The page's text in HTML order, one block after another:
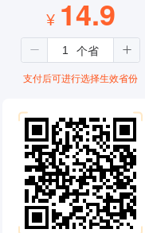
¥ 14.9
支付后可进行选择生效省份